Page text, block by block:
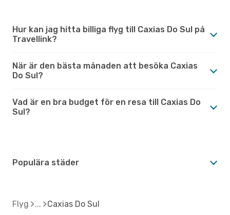
Hur kan jag hitta billiga flyg till Caxias Do Sul på
Travellink?
När är den bästa månaden att besöka Caxias
Do Sul?
Vad är en bra budget för en resa till Caxias Do
Sul?
Populära städer
Flyg Caxias Do Sul